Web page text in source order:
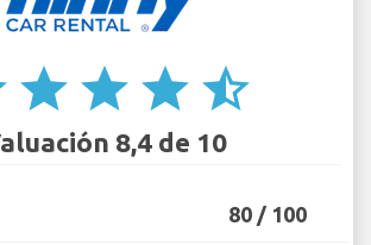
star star star star_half
8,4 de 10
80 / 100